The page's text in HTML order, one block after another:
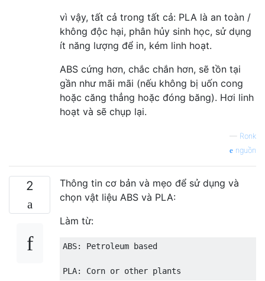
vì vậy, tất cả trong tất cả: PLA là an toàn /
không độc hại, phân hủy sinh học, sử dụng
ít năng lượng để in, kém linh hoạt.
ABS cứng hơn, chắc chắn hơn, sẽ tồn tại
gần như mãi mãi (nếu không bị uốn cong
hoặc căng thẳng hoặc đóng băng). Hơi linh
hoạt và sẽ chụp lại.
— Ronk
nguồn
2
Thông tin cơ bản và mẹo để sử dụng và
chọn vật liệu ABS và PLA:
Làm từ:
ABS: Petroleum based